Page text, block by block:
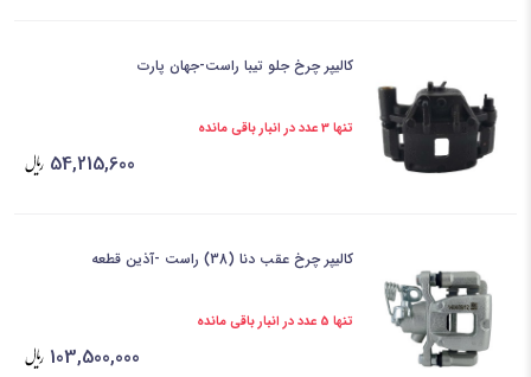
کالیپر چرخ جلو تیبا راست-جهان پارت
تنها 3 عدد در انبار باقی مانده
54,215,600
کالیپر چرخ عقب دنا (38) راست -آذین قطعه
تنها 5 عدد در انبار باقی مانده
103,500,000